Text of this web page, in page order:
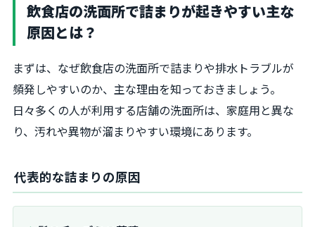
飲食店の洗面所で詰まりが起きやすい主な
原因とは？
まずは、なぜ飲食店の洗面所で詰まりや排水トラブルが
頻発しやすいのか、主な理由を知っておきましょう。
日々多くの人が利用する店舗の洗面所は、家庭用と異な
り、汚れや異物が溜まりやすい環境にあります。
代表的な詰まりの原因